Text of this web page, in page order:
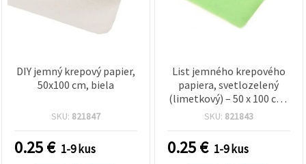
DIY jemný krepový papier,
50x100 cm, biela
SKU: 821847
0.25€ 1-9 kus
List jemného krepového
papiera, svetlozelený
(limetkový) – 50 x 100 cm,
na DIY kvety, balenie
dekorácie
SKU: 821843
0.25€ 1-9 kus